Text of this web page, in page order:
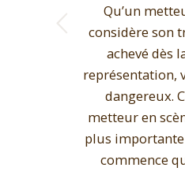
Qu’un
considère son
achevé dès
représentation,
dangereux.
metteur en
plus
commence